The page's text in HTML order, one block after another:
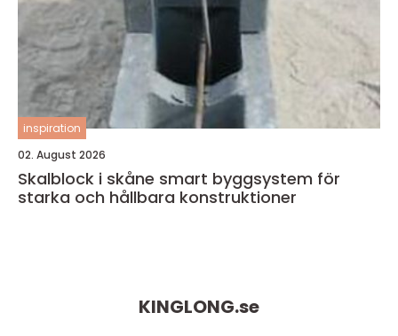
inspiration
02. August 2026
Skalblock i skåne smart byggsystem för
starka och hållbara konstruktioner
KINGLONG.se